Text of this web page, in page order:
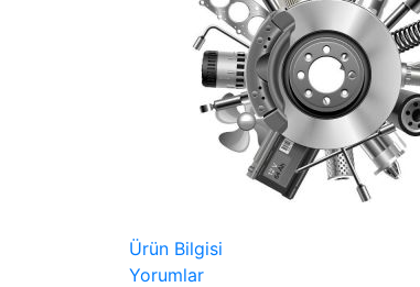
Ürün Bilgisi
Yorumlar